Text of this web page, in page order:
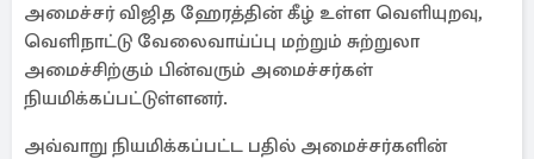
அமைச்சர் விஜித ஹேரத்தின் கீழ் உள்ள வெளியுறவு,
வெளிநாட்டு வேலைவாய்ப்பு மற்றும் சுற்றுலா
அமைச்சிற்கும் பின்வரும் அமைச்சர்கள்
நியமிக்கப்பட்டுள்ளனர்.
அவ்வாறு நியமிக்கப்பட்ட பதில் அமைச்சர்களின்